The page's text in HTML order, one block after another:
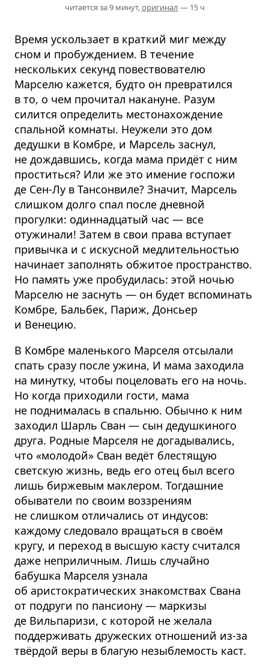
читается за 9 минут, оригинал — 15 ч
Время ускользает в краткий миг между
сном и пробуждением. В течение
нескольких секунд повествователю
Марселю кажется, будто он превратился
в то, о чем прочитал накануне. Разум
силится определить местонахождение
спальной комнаты. Неужели это дом
дедушки в Комбре, и Марсель заснул,
не дождавшись, когда мама придёт с ним
проститься? Или же это имение госпожи
де Сен-Лу в Тансонвиле? Значит, Марсель
слишком долго спал после дневной
прогулки: одиннадцатый час — все
отужинали! Затем в свои права вступает
привычка и с искусной медлительностью
начинает заполнять обжитое пространство.
Но память уже пробудилась: этой ночью
Марселю не заснуть — он будет вспоминать
Комбре, Бальбек, Париж, Донсьер
и Венецию.
В Комбре маленького Марселя отсылали
спать сразу после ужина, И мама заходила
на минутку, чтобы поцеловать его на ночь.
Но когда приходили гости, мама
не поднималась в спальню. Обычно к ним
заходил Шарль Сван — сын дедушкиного
друга. Родные Марселя не догадывались,
что «молодой» Сван ведёт блестящую
светскую жизнь, ведь его отец был всего
лишь биржевым маклером. Тогдашние
обыватели по своим воззрениям
не слишком отличались от индусов:
каждому следовало вращаться в своём
кругу, и переход в высшую касту считался
даже неприличным. Лишь случайно
бабушка Марселя узнала
об аристократических знакомствах Свана
от подруги по пансиону — маркизы
де Вильпаризи, с которой не желала
поддерживать дружеских отношений из-за
твёрдой веры в благую незыблемость каст.